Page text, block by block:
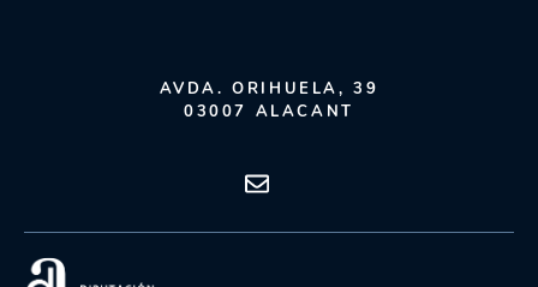
AVDA. ORIHUELA, 39
03007 ALACANT